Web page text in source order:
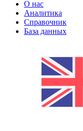
О нас
Аналитика
Справочник
База данных